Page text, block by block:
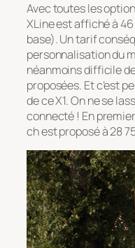
Avec toutes les
XLine est affiché à
base). Un tarif
personnalisation du
néanmoins difficile
proposées. Et c’est
de ce X1. On ne se
connecté ! En premier
ch est proposé à 28